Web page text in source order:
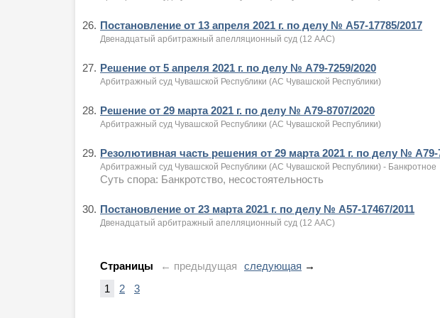
26. Постановление от 13 апреля 2021 г. по делу № А57-17785/2017
Двенадцатый арбитражный апелляционный суд (12 ААС)
27. Решение от 5 апреля 2021 г. по делу № А79-7259/2020
Арбитражный суд Чувашской Республики (АС Чувашской Республики)
28. Решение от 29 марта 2021 г. по делу № А79-8707/2020
Арбитражный суд Чувашской Республики (АС Чувашской Республики)
29. Резолютивная часть решения от 29 марта 2021 г. по делу № А79-
Арбитражный суд Чувашской Республики (АС Чувашской Республики) - Банкротное
Суть спора: Банкротство, несостоятельность
30. Постановление от 23 марта 2021 г. по делу № А57-17467/2011
Двенадцатый арбитражный апелляционный суд (12 ААС)
Страницы ← предыдущая следующая →
1
2 3